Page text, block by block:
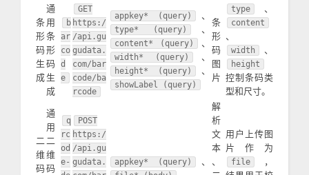
条
形
码
生
成
通
用
条
形
码
生
成
b
ar
co
d
e
GET
https:/
/api.gu
gudata.
com/bar
code/ba
rcode
appkey* (query) 、
type* (query) 、
content* (query) 、
width* (query) 、
height* (query) 、
showLabel (query)
条
形
码
图
片
type 、
content
、
width 、
height
控制条码类
型和尺寸。
二
维
码
通
用
二
维
码
q
rc
od
e-
POST
https:/
/api.gu
gudata.
appkey* (query) 、
解
析
文
本
、
用户上传图
片作为
file
，